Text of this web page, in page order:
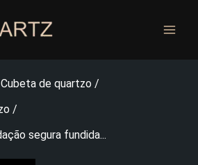
Cubeta de quartzo /
/
segura fundida...